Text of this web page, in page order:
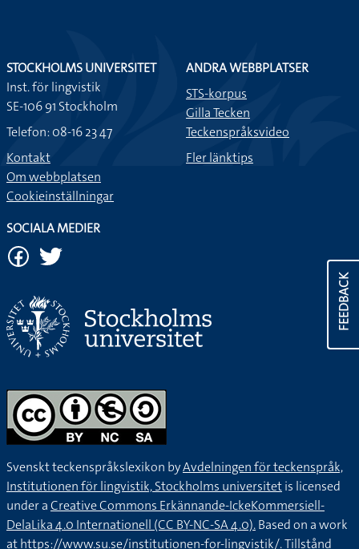
FEEDBACK
STOCKHOLMS UNIVERSITET
Inst. för lingvistik
SE-106 91 Stockholm
Telefon: 08-16 23 47
Kontakt
Om webbplatsen
Cookieinställningar
ANDRA WEBBPLATSER
STS-korpus
Gilla Tecken
Teckenspråksvideo
Fler länktips
SOCIALA MEDIER
Svenskt teckenspråkslexikon byAvdelningen för teckenspråk,
Institutionen för lingvistik, Stockholms universitetis licensed
under aCreative Commons Erkännande-IckeKommersiell-
DelaLika 4.0 Internationell (CC BY-NC-SA 4.0).Based on a work
athttps://www.su.se/institutionen-for-lingvistik/. Tillstånd